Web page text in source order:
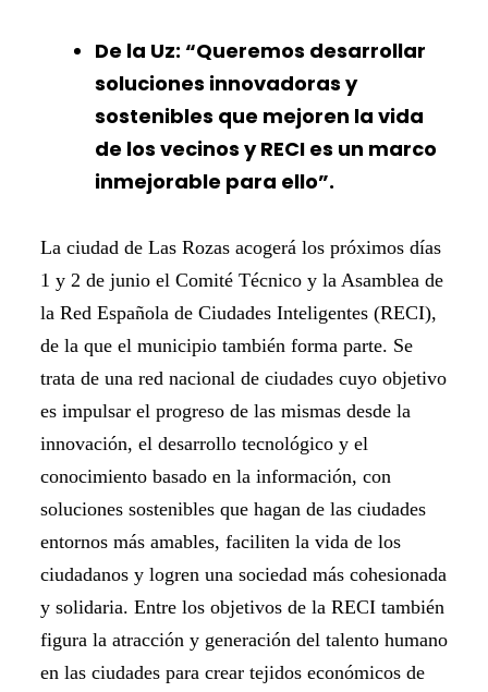
De la Uz: “Queremos desarrollar
soluciones innovadoras y
sostenibles que mejoren la vida
de los vecinos y RECI es un marco
inmejorable para ello”.
La ciudad de Las Rozas acogerá los próximos días
1 y 2 de junio el Comité Técnico y la Asamblea de
la Red Española de Ciudades Inteligentes (RECI),
de la que el municipio también forma parte. Se
trata de una red nacional de ciudades cuyo objetivo
es impulsar el progreso de las mismas desde la
innovación, el desarrollo tecnológico y el
conocimiento basado en la información, con
soluciones sostenibles que hagan de las ciudades
entornos más amables, faciliten la vida de los
ciudadanos y logren una sociedad más cohesionada
y solidaria. Entre los objetivos de la RECI también
figura la atracción y generación del talento humano
en las ciudades para crear tejidos económicos de